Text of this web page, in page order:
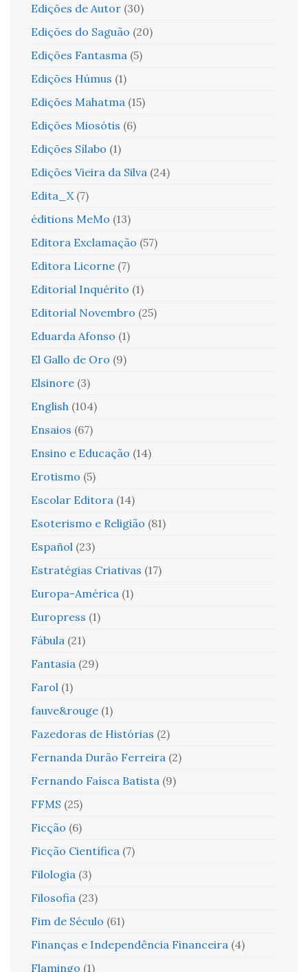
Edições de Autor (30)
Edições do Saguão (20)
Edições Fantasma (5)
Edições Húmus (1)
Edições Mahatma (15)
Edições Miosótis (6)
Edições Sílabo (1)
Edições Vieira da Silva (24)
Edita_X (7)
éditions MeMo (13)
Editora Exclamação (57)
Editora Licorne (7)
Editorial Inquérito (1)
Editorial Novembro (25)
Eduarda Afonso (1)
El Gallo de Oro (9)
Elsinore (3)
English (104)
Ensaios (67)
Ensino e Educação (14)
Erotismo (5)
Escolar Editora (14)
Esoterismo e Religião (81)
Español (23)
Estratégias Criativas (17)
Europa-América (1)
Europress (1)
Fábula (21)
Fantasia (29)
Farol (1)
fauve&rouge (1)
Fazedoras de Histórias (2)
Fernanda Durão Ferreira (2)
Fernando Faísca Batista (9)
FFMS (25)
Ficção (6)
Ficção Científica (7)
Filologia (3)
Filosofia (23)
Fim de Século (61)
Finanças e Independência Financeira (4)
Flamingo (1)